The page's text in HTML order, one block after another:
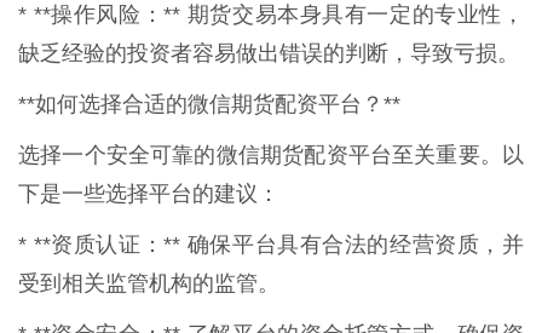
* **操作风险：** 期货交易本身具有一定的专业性，
缺乏经验的投资者容易做出错误的判断，导致亏损。
**如何选择合适的微信期货配资平台？**
选择一个安全可靠的微信期货配资平台至关重要。以
下是一些选择平台的建议：
* **资质认证：** 确保平台具有合法的经营资质，并
受到相关监管机构的监管。